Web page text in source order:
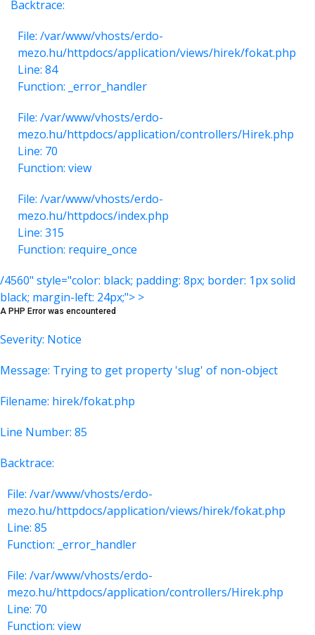
Backtrace:
File: /var/www/vhosts/erdo-
mezo.hu/httpdocs/application/views/hirek/fokat.php
Line: 84
Function: _error_handler
File: /var/www/vhosts/erdo-
mezo.hu/httpdocs/application/controllers/Hirek.php
Line: 70
Function: view
File: /var/www/vhosts/erdo-
mezo.hu/httpdocs/index.php
Line: 315
Function: require_once
/4560" style="color: black; padding: 8px; border: 1px solid
black; margin-left: 24px;"> >
A PHP Error was encountered
Severity: Notice
Message: Trying to get property 'slug' of non-object
Filename: hirek/fokat.php
Line Number: 85
Backtrace:
File: /var/www/vhosts/erdo-
mezo.hu/httpdocs/application/views/hirek/fokat.php
Line: 85
Function: _error_handler
File: /var/www/vhosts/erdo-
mezo.hu/httpdocs/application/controllers/Hirek.php
Line: 70
Function: view